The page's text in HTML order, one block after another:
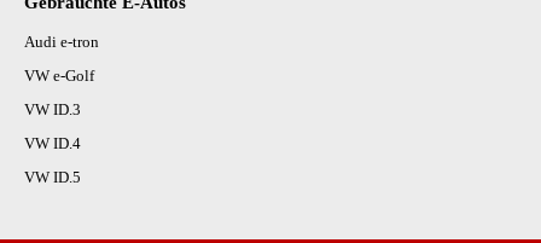
Audi e-tron
VW e-Golf
VW ID.3
VW ID.4
VW ID.5